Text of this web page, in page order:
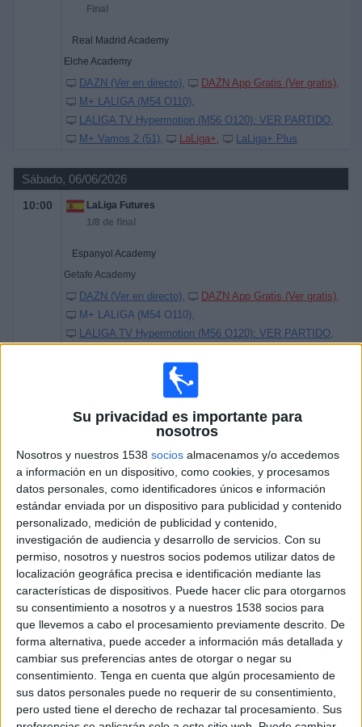
Su privacidad es importante para
nosotros
Nosotros y nuestros 1538 socios almacenamos y/o accedemos
a información en un dispositivo, como cookies, y procesamos
datos personales, como identificadores únicos e información
estándar enviada por un dispositivo para publicidad y contenido
personalizado, medición de publicidad y contenido,
investigación de audiencia y desarrollo de servicios. Con su
permiso, nosotros y nuestros socios podemos utilizar datos de
localización geográfica precisa e identificación mediante las
características de dispositivos. Puede hacer clic para otorgarnos
su consentimiento a nosotros y a nuestros 1538 socios para
que llevemos a cabo el procesamiento previamente descrito. De
forma alternativa, puede acceder a información más detallada y
cambiar sus preferencias antes de otorgar o negar su
consentimiento. Tenga en cuenta que algún procesamiento de
sus datos personales puede no requerir de su consentimiento,
pero usted tiene el derecho de rechazar tal procesamiento. Sus
Final
Real Madrid Academy
Elche Academy
DAZN (Ver en directo)
DAZN App Gratis (Ver gratis)
M+ LALIGA (M54 O110)
LALIGA TV Hypermotion (M56 O120): VER PARTIDO
M+ Vamos 2 (51)
LaLiga+ LaLiga+ Plus
Sábado, 06/06/2026
10:00
LaLiga Futures
1/8 de final
Espanyol Academy
Getafe Academy
DAZN (Ver en directo)
DAZN App Gratis (Ver gratis)
M+ LALIGA (M54 O110)
LALIGA TV Hypermotion (M56 O120): VER PARTIDO
Levante Academy
DAZN (Ver en directo)
DAZN App Gratis (Ver gratis)
M+ LALIGA (M54 O110)
LALIGA TV Hypermotion (M56 O120): VER PARTIDO
M+ Vamos 2 (51)
LaLiga+ LaLiga+ Plus
11:00
LaLiga Futures
1/8 de final
Sevilla FC Academy
Valencia CF Academy
DAZN (Ver en directo)
DAZN App Gratis (Ver gratis)
M+ LALIGA (M54 O110)
LALIGA TV Hypermotion (M56 O120): VER PARTIDO
M+ Vamos 2 (51)
LaLiga+ LaLiga+ Plus
11:30
LaLiga Futures